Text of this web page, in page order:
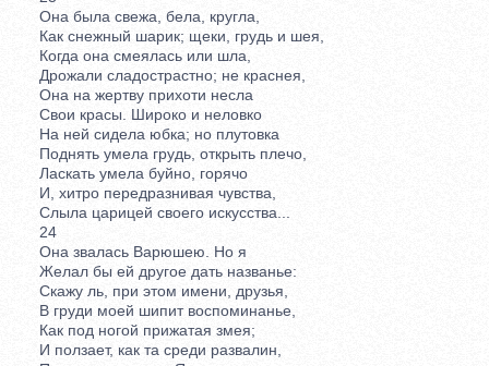
Она была свежа, бела, кругла,
Как снежный шарик; щеки, грудь и шея,
Когда она смеялась или шла,
Дрожали сладострастно; не краснея,
Она на жертву прихоти несла
Свои красы. Широко и неловко
На ней сидела юбка; но плутовка
Поднять умела грудь, открыть плечо,
Ласкать умела буйно, горячо
И, хитро передразнивая чувства,
Слыла царицей своего искусства...
24
Она звалась Варюшею. Но я
Желал бы ей другое дать названье:
Скажу ль, при этом имени, друзья,
В груди моей шипит воспоминанье,
Как под ногой прижатая змея;
И ползает, как та среди развалин,